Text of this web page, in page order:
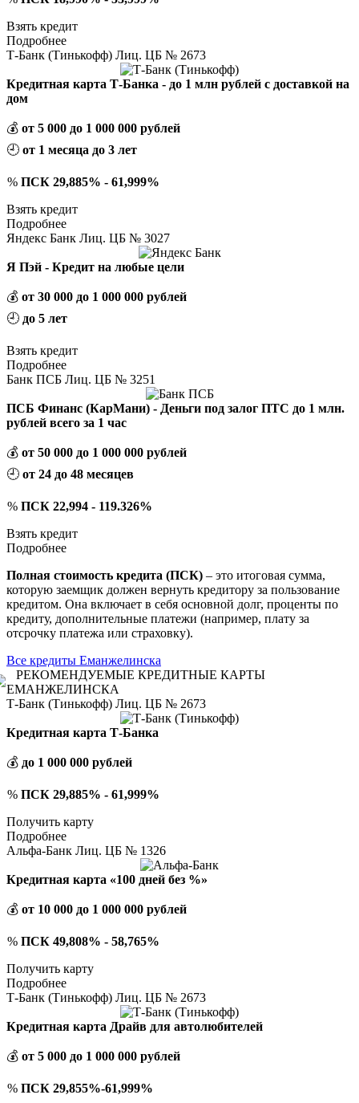
Взять кредит
Подробнее
Т-Банк (Тинькофф) Лиц. ЦБ № 2673
Кредитная карта Т-Банка - до 1 млн рублей с доставкой на
дом
💰 от 5 000 до 1 000 000 рублей
🕘 от 1 месяца до 3 лет
% ПСК 29,885% - 61,999%
Взять кредит
Подробнее
Яндекс Банк Лиц. ЦБ № 3027
Я Пэй - Кредит на любые цели
💰 от 30 000 до 1 000 000 рублей
🕘 до 5 лет
Взять кредит
Подробнее
Банк ПСБ Лиц. ЦБ № 3251
ПСБ Финанс (КарМани) - Деньги под залог ПТС до 1 млн.
рублей всего за 1 час
💰 от 50 000 до 1 000 000 рублей
🕘 от 24 до 48 месяцев
% ПСК 22,994 - 119.326%
Взять кредит
Подробнее
Полная стоимость кредита (ПСК) – это итоговая сумма,
которую заемщик должен вернуть кредитору за пользование
кредитом. Она включает в себя основной долг, проценты по
кредиту, дополнительные платежи (например, плату за
отсрочку платежа или страховку).
Все кредиты Еманжелинска
РЕКОМЕНДУЕМЫЕ КРЕДИТНЫЕ КАРТЫ
ЕМАНЖЕЛИНСКА
Т-Банк (Тинькофф) Лиц. ЦБ № 2673
Кредитная карта Т-Банка
💰 до 1 000 000 рублей
% ПСК 29,885% - 61,999%
Получить карту
Подробнее
Альфа-Банк Лиц. ЦБ № 1326
Кредитная карта «100 дней без %»
💰 от 10 000 до 1 000 000 рублей
% ПСК 49,808% - 58,765%
Получить карту
Подробнее
Т-Банк (Тинькофф) Лиц. ЦБ № 2673
Кредитная карта Драйв для автолюбителей
💰 от 5 000 до 1 000 000 рублей
% ПСК 29,855%-61,999%